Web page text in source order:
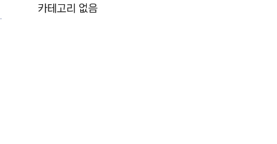
카테고리 없음